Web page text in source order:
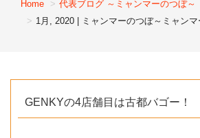
Home 代表ブログ ～ミャンマーのつぼ～
1月, 2020 | ミャンマーのつぼ～ミャン
GENKYの4店舗目は古都バゴー！